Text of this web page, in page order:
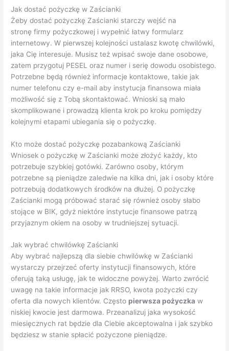
Jak dostać pożyczkę w Zaścianki
Żeby dostać pożyczkę Zaścianki starczy wejść na
stronę firmy pożyczkowej i wypełnić łatwy formularz
internetowy. W pierwszej kolejności ustalasz kwotę chwilówki,
jaka Cię interesuje. Musisz też wpisać swoje dane osobowe,
zatem przygotuj PESEL oraz numer i serię dowodu osobistego.
Potrzebne będą również informacje kontaktowe, takie jak
numer telefonu czy e-mail aby instytucja finansowa miała
możliwość się z Tobą skontaktować. Wnioski są mało
skomplikowane i prowadzą klienta krok po kroku pomiędzy
kolejnymi etapami ubiegania się o pożyczkę.
Kto może dostać pożyczkę pozabankową Zaścianki
Wniosek o pożyczkę w Zaścianki może złożyć każdy, kto
potrzebuje szybkiej gotówki. Zarówno osoby, którym
potrzebne są pieniądze zaledwie na kilka dni, jak i osoby które
potrzebują dodatkowych środków na dłużej. O pożyczkę
Zaścianki mogą próbować starać się również osoby słabo
stojące w BIK, gdyż niektóre instytucje finansowe patrzą
przyjaznym okiem na osoby w trudniejszej sytuacji.
Jak wybrać chwilówkę Zaścianki
Aby wybrać najlepszą dla siebie chwilówkę w Zaścianki
wystarczy przejrzeć oferty instytucji finansowych, które
oferują taką usługę, jak te widoczne powyżej. Warto zwrócić
uwagę na takie informacje jak RRSO, kwota pożyczki czy
oferta dla nowych klientów. Często pierwsza pożyczka w
niskiej kwocie jest darmowa. Przeanalizuj jaka wysokość
miesięcznych rat będzie dla Ciebie akceptowalna i jak szybko
będziesz w stanie spłacić pożyczone pieniądze.